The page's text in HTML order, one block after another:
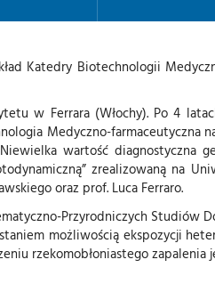
Katedry Biotechnologii
w Ferrara (Włochy). Po 4
Medyczno-farmaceutyczna
wartość diagnostyczna
zrealizowaną na
oraz prof. Luca Ferraro.
Przyrodniczych Studiów
możliwością ekspozycji
rzekomobłoniastego zapalenia